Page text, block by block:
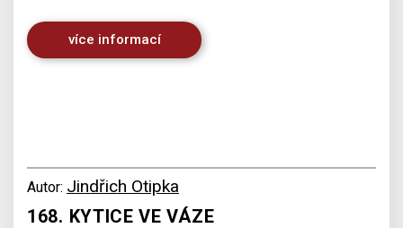
více informací
Autor: Jindřich Otipka
168. KYTICE VE VÁZE